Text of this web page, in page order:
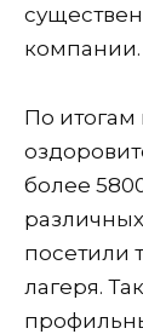
компании.
По
более
посетили
лагеря.